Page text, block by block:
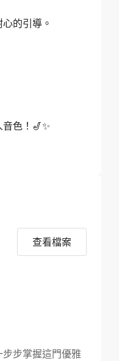
的引導。
色！🎷✨
查看檔案
步掌握這門優雅